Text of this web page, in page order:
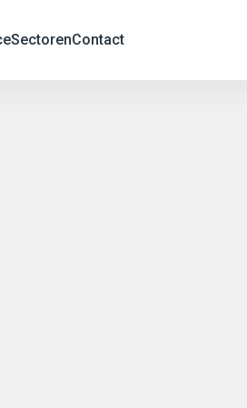
SectorenContact